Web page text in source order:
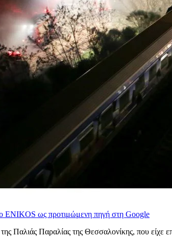
ENIKOS ως προτιμώμενη πηγή στη Google
Παλιάς Παραλίας της Θεσσαλονίκης, που είχε